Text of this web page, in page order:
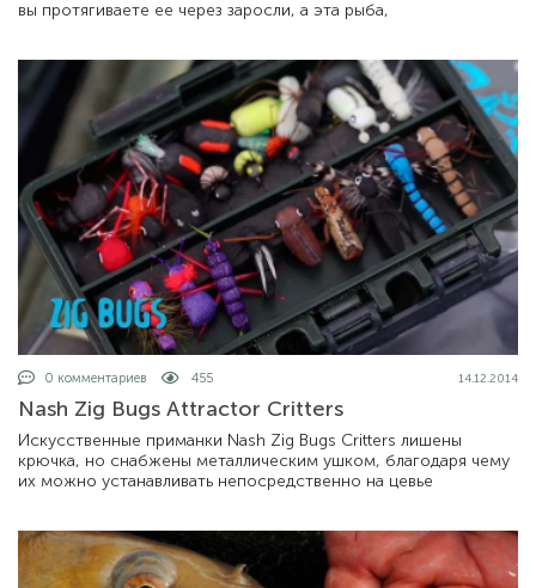
вы протягиваете ее через заросли, а эта рыба,
0 комментариев 455 14.12.2014
Nash Zig Bugs Attractor Critters
Искусственные приманки Nash Zig Bugs Critters лишены
крючка, но снабжены металлическим ушком, благодаря чему
их можно устанавливать непосредственно на цевье